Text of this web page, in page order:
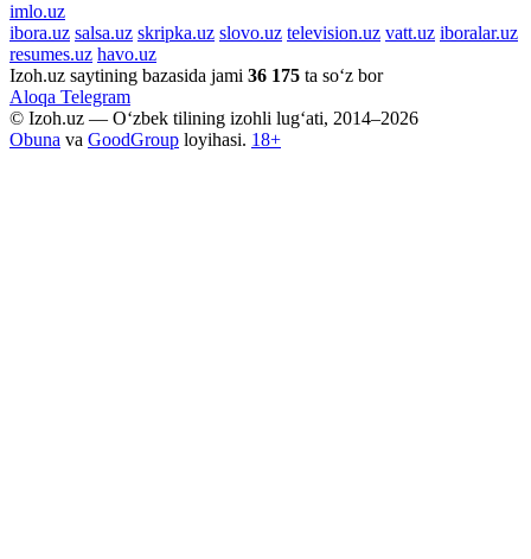
imlo.uz
ibora.uz salsa.uz skripka.uz slovo.uz television.uz vatt.uz iboralar.uz
resumes.uz havo.uz
Izoh.uz saytining bazasida jami 36 175 ta so‘z bor
Aloqa Telegram
© Izoh.uz — O‘zbek tilining izohli lug‘ati, 2014–2026
Obuna va GoodGroup loyihasi. 18+